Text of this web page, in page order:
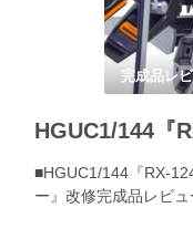
完成品レ
■HGUC1/144『RX-
ー』改修完成品レビュ